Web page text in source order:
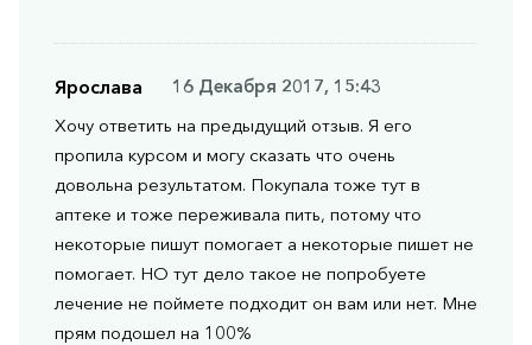
Ярослава
16 Декабря 2017, 15:43
Хочу ответить на предыдущий отзыв. Я его
пропила курсом и могу сказать что очень
довольна результатом. Покупала тоже тут в
аптеке и тоже переживала пить, потому что
некоторые пишут помогает а некоторые пишет не
помогает. НО тут дело такое не попробуете
лечение не поймете подходит он вам или нет. Мне
прям подошел на 100%